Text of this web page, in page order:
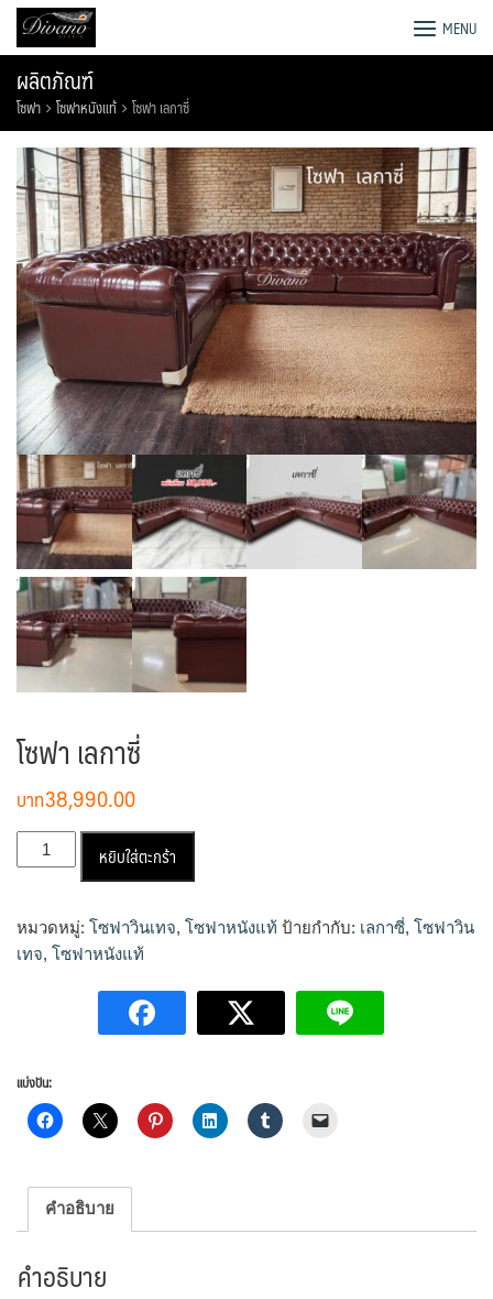
Skipโรงงานโซฟา เตียง ชุดโต๊ะอาหาร MENU
ผลิตภัณฑ์
โซฟา โซฟาหนังแท้ โซฟา เลกาซี่
โซฟา เลกาซี่
38,990.00
จำนวน
โซฟา
าซี่
ชิ้น
หยิบใส่ตะกร้า
หมวดหมู่: โซฟาวินเทจ, โซฟาหนังแท้ ป้ายกำกับ: เลกาซี่, โซฟาวิน
เทจ, โซฟาหนังแท้
แบ่งปัน:
คำอธิบาย
คำอธิบาย